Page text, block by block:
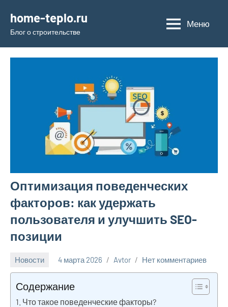
содержимому
home-teplo.ru
Блог о строительстве
Меню
Оптимизация поведенческих
факторов: как удержать
пользователя и улучшить SEO-
позиции
Новости 4 марта 2026 Avtor Нет комментариев
Содержание
Что такое поведенческие факторы?